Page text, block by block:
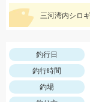
釣行日
釣行時間
釣場